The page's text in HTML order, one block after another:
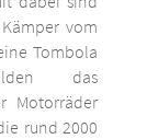
vom
Tombola
das
Motorräder
rund 2000